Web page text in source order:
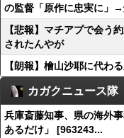
の監督「原作に忠実に」
【悲報】マチアプで会う
されたんやが
【朗報】檜山沙耶に代わ
カガクニュース隊
兵庫斎藤知事、県の海外
あるだけ」 [963243...